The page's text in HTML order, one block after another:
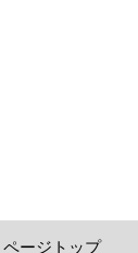
ページトップ